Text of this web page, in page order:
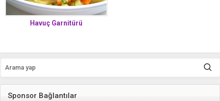
Havuç Garnitürü
Sponsor Bağlantılar